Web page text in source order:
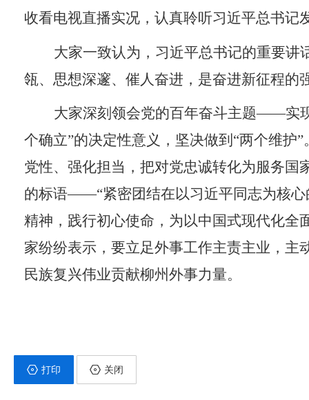
收看电视直播实况，认真聆听习近平总书记
大家一致认为，习近平总书记的重要
瓴、思想深邃、催人奋进，是奋进新征程的
大家深刻领会党的百年奋斗主题——实
个确立”的决定性意义，坚决做到“两个维护
党性、强化担当，把对党忠诚转化为服务
的标语——“紧密团结在以习近平同志为核心
精神，践行初心使命，为以中国式现代化全
家纷纷表示，要立足外事工作主责主业，主
民族复兴伟业贡献柳州外事力量。
打印 关闭